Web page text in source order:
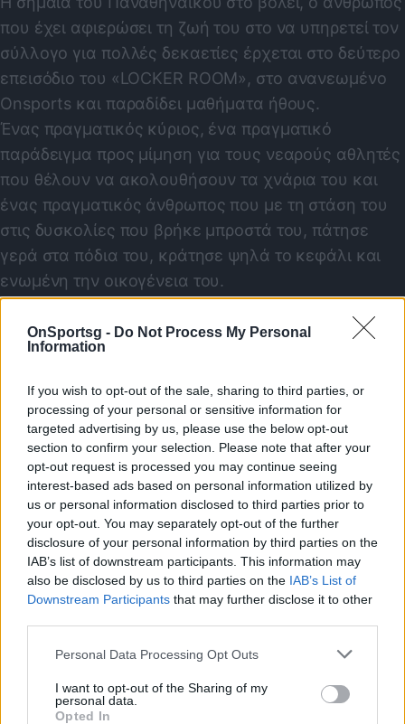
OnSportsg - Do Not Process My Personal
Information
If you wish to opt-out of the sale, sharing to third parties, or
processing of your personal or sensitive information for
targeted advertising by us, please use the below opt-out
section to confirm your selection. Please note that after your
opt-out request is processed you may continue seeing
interest-based ads based on personal information utilized by
us or personal information disclosed to third parties prior to
your opt-out. You may separately opt-out of the further
disclosure of your personal information by third parties on the
IAB’s list of downstream participants. This information may
also be disclosed by us to third parties on the IAB’s List of
Downstream Participants that may further disclose it to other
Personal Data Processing Opt Outs
I want to opt-out of the Sharing of my
personal data.
Opted In
που έχει αφιερώσει τη ζωή του στο να υπηρετεί τον
σύλλογο για πολλές δεκαετίες έρχεται στο δεύτερο
επεισόδιο του «LOCKER ROOM», στο ανανεωμένο
Onsports και παραδίδει μαθήματα ήθους.
Ένας πραγματικός κύριος, ένα πραγματικό
παράδειγμα προς μίμηση για τους νεαρούς αθλητές
που θέλουν να ακολουθήσουν τα χνάρια του και
ένας πραγματικός άνθρωπος που με τη στάση του
στις δυσκολίες που βρήκε μπροστά του, πάτησε
γερά στα πόδια του, κράτησε ψηλά το κεφάλι και
ενωμένη την οικογένεια του.
Ο Δημήτρης Ανδρεόπουλος μιλάει για όλους και για
όλα και αποδεικνύει πως για να είσαι μεγάλος
αθλητής, πρέπει πάνω και πρώτα απ’ όλα να είναι
μεγάλος άνθρωπος.
Παιχνίδι από παντού στη Novibet με το
νέο Mobile App
Ανδρεόπουλος Δημήτρης The LOCKER ROOM
COMMENTS
Συνδεθείτε για να σχολιάσετε